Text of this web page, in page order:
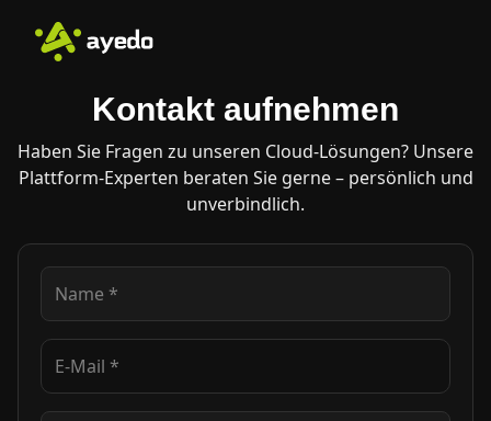
Kontakt aufnehmen
Haben Sie Fragen zu unseren Cloud-Lösungen? Unsere
Plattform-Experten beraten Sie gerne – persönlich und
unverbindlich.